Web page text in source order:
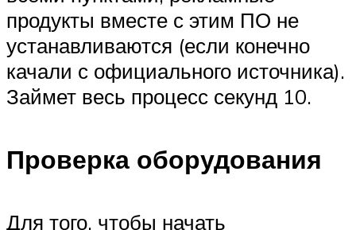
продукты вместе с этим ПО не
устанавливаются (если конечно
качали с официального источника).
Займет весь процесс секунд 10.
Проверка оборудования
Для того, чтобы начать